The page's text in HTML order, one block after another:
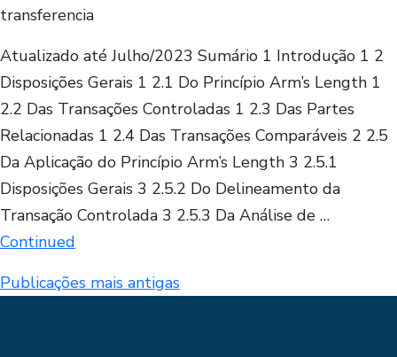
transferencia
Atualizado até Julho/2023 Sumário 1 Introdução 1 2
Disposições Gerais 1 2.1 Do Princípio Arm’s Length 1
2.2 Das Transações Controladas 1 2.3 Das Partes
Relacionadas 1 2.4 Das Transações Comparáveis 2 2.5
Da Aplicação do Princípio Arm’s Length 3 2.5.1
Disposições Gerais 3 2.5.2 Do Delineamento da
Transação Controlada 3 2.5.3 Da Análise de …
Continued
Navegação
Publicações mais antigas